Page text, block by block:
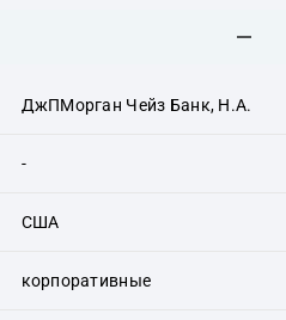
ДжПМорган Чейз Банк, Н.А.
-
США
корпоративные